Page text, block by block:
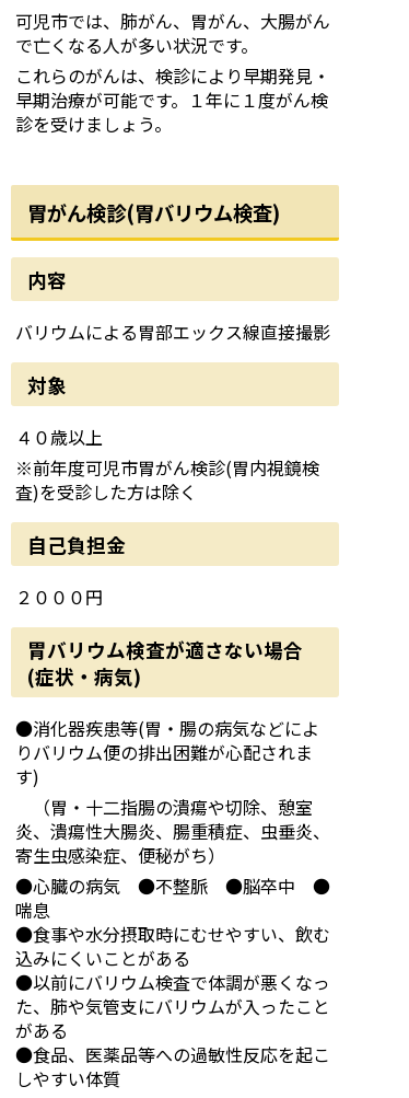
可児市では、肺がん、胃がん、大腸がん
で亡くなる人が多い状況です。
これらのがんは、検診により早期発見・
早期治療が可能です。１年に１度がん検
診を受けましょう。
胃がん検診(胃バリウム検査)
内容
バリウムによる胃部エックス線直接撮影
対象
４０歳以上
※前年度可児市胃がん検診(胃内視鏡検
査)を受診した方は除く
自己負担金
２０００円
胃バリウム検査が適さない場合
(症状・病気)
●消化器疾患等(胃・腸の病気などによ
りバリウム便の排出困難が心配されま
す)
（胃・十二指腸の潰瘍や切除、憩室
炎、潰瘍性大腸炎、腸重積症、虫垂炎、
寄生虫感染症、便秘がち）
●心臓の病気 ●不整脈 ●脳卒中 ●
喘息
●食事や水分摂取時にむせやすい、飲む
込みにくいことがある
●以前にバリウム検査で体調が悪くなっ
た、肺や気管支にバリウムが入ったこと
がある
●食品、医薬品等への過敏性反応を起こ
しやすい体質